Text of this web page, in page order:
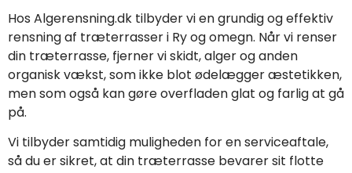
Hos Algerensning.dk tilbyder vi en grundig og effektiv
rensning af træterrasser i Ry og omegn. Når vi renser
din træterrasse, fjerner vi skidt, alger og anden
organisk vækst, som ikke blot ødelægger æstetikken,
men som også kan gøre overfladen glat og farlig at gå
på.
Vi tilbyder samtidig muligheden for en serviceaftale,
så du er sikret, at din træterrasse bevarer sit flotte